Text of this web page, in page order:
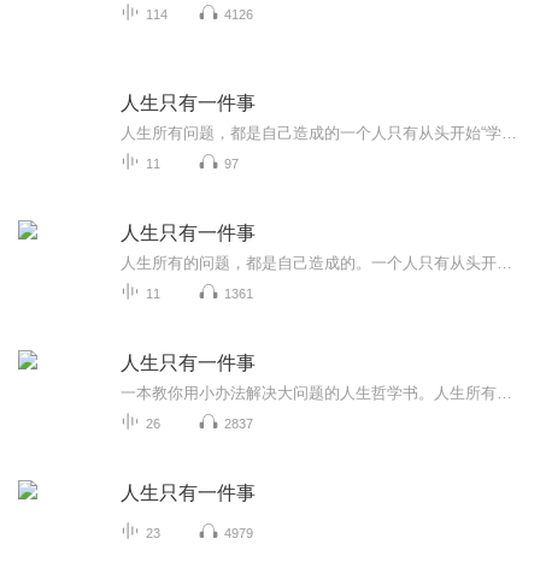
114 4126
人生只有一件事
11 97
人生只有一件事
11 1361
人生只有一件事
26 2837
人生只有一件事
23 4979